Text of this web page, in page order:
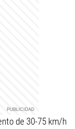
de 30-75 km/h